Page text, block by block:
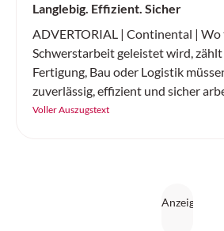
Langlebig. Effizient. Sicher
ADVERTORIAL | Continental | Wo
Schwerstarbeit geleistet wird,
Fertigung, Bau oder Logistik
zuverlässig, effizient und sicher
«SC20+» von Continental ist ein
Voller Auszugstext